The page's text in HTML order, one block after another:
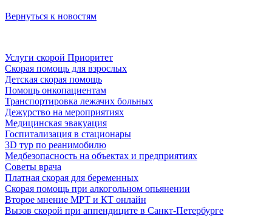
Вернуться к новостям
Услуги скорой Приоритет
Скорая помощь для взрослых
Детская скорая помощь
Помощь онкопациентам
Транспортировка лежачих больных
Дежурство на мероприятиях
Медицинская эвакуация
Госпитализация в стационары
3D тур по реанимобилю
Медбезопасность на объектах и предприятиях
Советы врача
Платная скорая для беременных
Скорая помощь при алкогольном опьянении
Второе мнение МРТ и КТ онлайн
Вызов скорой при аппендиците в Санкт-Петербурге